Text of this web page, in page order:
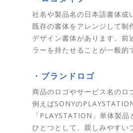
社名や製品名の日本語書体或
既存の書体をアレンジして
デザイン書体があります。前
ラーを持たせることが一般的
・ブランドロゴ
商品のロゴやサービス名のロ
例えばSONYの
「PLAYSTATION」単体製
ひとつとして、親しみやすい